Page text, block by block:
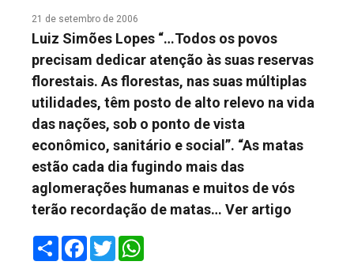
21 de setembro de 2006
Luiz Simões Lopes “…Todos os povos
precisam dedicar atenção às suas reservas
florestais. As florestas, nas suas múltiplas
utilidades, têm posto de alto relevo na vida
das nações, sob o ponto de vista
econômico, sanitário e social”. “As matas
estão cada dia fugindo mais das
aglomerações humanas e muitos de vós
terão recordação de matas… Ver artigo
ShareFacebook
Twitter